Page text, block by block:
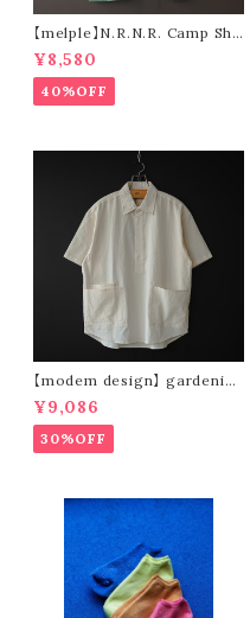
【melple】N.R.N.R. Camp Shir
t (green)
¥8,580
40%OFF
【modem design】 gardenin
g s/s shirt (sand)
¥9,086
30%OFF